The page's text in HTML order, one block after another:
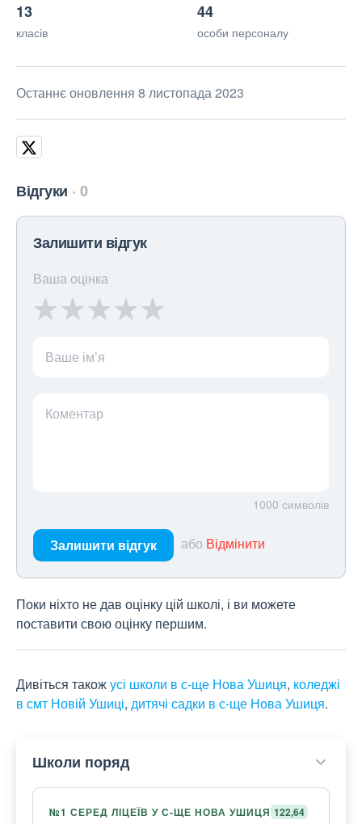
13
класів
44
особи персоналу
Останнє оновлення 8 листопада 2023
Відгуки 0
Залишити відгук
Ваша оцінка
Ваше ім’я
Коментар
1000 символів
Залишити відгук або Відмінити
Поки ніхто не дав оцінку цій школі, і ви можете
поставити свою оцінку першим.
Дивіться такожусі школи в с-ще Нова Ушиця, коледжі
в смт Новій Ушиці, дитячі садки в с-ще Нова Ушиця.
Школи поряд
№1 СЕРЕД ЛІЦЕЇВ У С-ЩЕ НОВА УШИЦЯ 122,64